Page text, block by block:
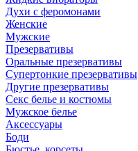
Духи с феромонами
Женские
Мужские
Презервативы
Оральные презервативы
Супертонкие презервативы
Другие презервативы
Секс белье и костюмы
Мужское белье
Аксессуары
Боди